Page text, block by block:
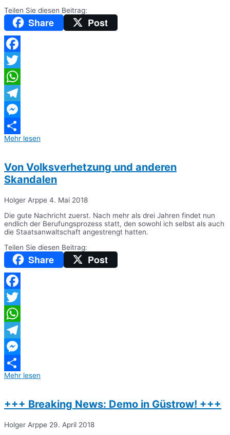
Teilen Sie diesen Beitrag:
Share Post
Facebook
Twitter
WhatsApp
Telegram
Messenger
Teilen
Mehr lesen
Von Volksverhetzung und anderen
Skandalen
Holger Arppe 4. Mai 2018
Die gute Nachricht zuerst. Nach mehr als drei Jahren findet nun
endlich der Berufungsprozess statt, den sowohl ich selbst als auch
die Staatsanwaltschaft angestrengt hatten.
Teilen Sie diesen Beitrag:
Share Post
Facebook
Twitter
WhatsApp
Telegram
Messenger
Teilen
Mehr lesen
+++ Breaking News: Demo in Güstrow! +++
Holger Arppe 29. April 2018